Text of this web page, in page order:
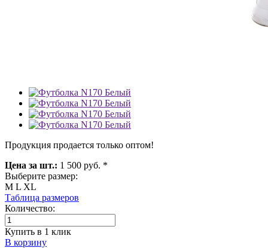
Продукция продается только оптом!
Цена за шт.: 1 500 руб. *
Выберите размер:
M L XL
Таблица размеров
Количество:
Купить в 1 клик
В корзину